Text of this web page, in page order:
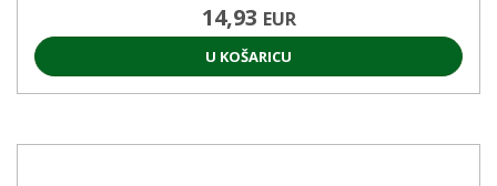
14,93 EUR
U KOŠARICU